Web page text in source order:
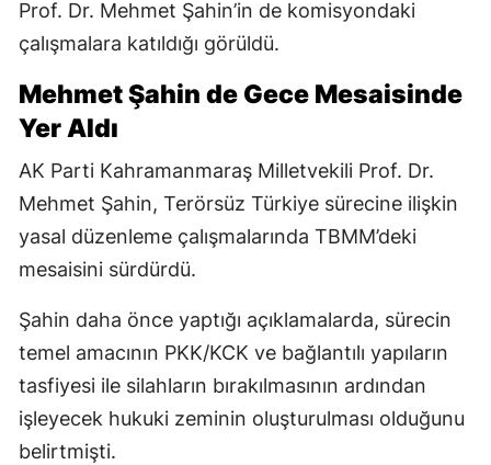
Prof. Dr. Mehmet Şahin’in de komisyondaki
çalışmalara katıldığı görüldü.
Mehmet Şahin de Gece Mesaisinde
Yer Aldı
AK Parti Kahramanmaraş Milletvekili Prof. Dr.
Mehmet Şahin, Terörsüz Türkiye sürecine ilişkin
yasal düzenleme çalışmalarında TBMM’deki
mesaisini sürdürdü.
Şahin daha önce yaptığı açıklamalarda, sürecin
temel amacının PKK/KCK ve bağlantılı yapıların
tasfiyesi ile silahların bırakılmasının ardından
işleyecek hukuki zeminin oluşturulması olduğunu
belirtmişti.